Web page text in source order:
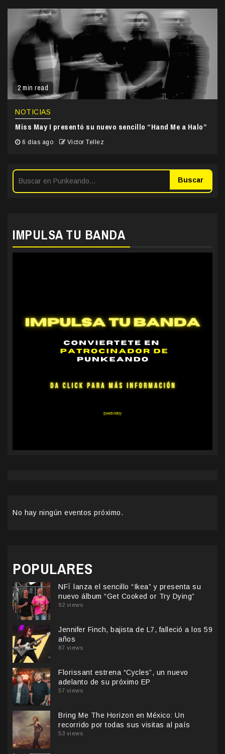
2 min read
NOTICIAS
Miss May I presentó su nuevo sencillo “Hand Me a Halo”
6 días ago Victor Tellez
Buscar
IMPULSA TU BANDA
No hay ningún eventos próximo.
POPULARES
NFÏ lanza el sencillo “Ikea” y presenta su
nuevo álbum “Get Cooked or Try Dying”
92 views
Jennifer Finch, bajista de L7, falleció a los 59
años
87 views
Florissant estrena “Cycles”, un nuevo
adelanto de su próximo EP
57 views
Bring Me The Horizon en México: Un
recorrido por todas sus visitas al país
53 views